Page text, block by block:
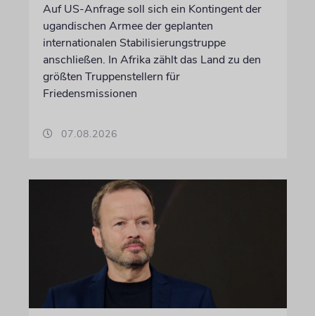
Auf US-Anfrage soll sich ein Kontingent der
ugandischen Armee der geplanten
internationalen Stabilisierungstruppe
anschließen. In Afrika zählt das Land zu den
größten Truppenstellern für
Friedensmissionen
07.08.2026